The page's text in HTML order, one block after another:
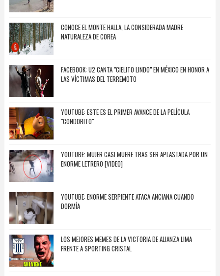
CONOCE EL MONTE HALLA, LA CONSIDERADA MADRE
NATURALEZA DE COREA
FACEBOOK: U2 CANTA "CIELITO LINDO" EN MÉXICO EN HONOR A
LAS VÍCTIMAS DEL TERREMOTO
YOUTUBE: ESTE ES EL PRIMER AVANCE DE LA PELÍCULA
"CONDORITO"
YOUTUBE: MUJER CASI MUERE TRAS SER APLASTADA POR UN
ENORME LETRERO [VIDEO]
YOUTUBE: ENORME SERPIENTE ATACA ANCIANA CUANDO
DORMÍA
LOS MEJORES MEMES DE LA VICTORIA DE ALIANZA LIMA
FRENTE A SPORTING CRISTAL